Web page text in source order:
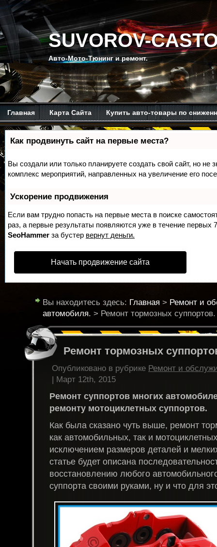
SUVOROV-
Авто-Мото-Тюнинг и ремонт.
Главная Карта Сайта
Купить авто-товары по
Мой канал на Ютубе.
Обо мне. Рекомендую изучить.
Как продвинуть сайт на первые места?
Вы создали или только планируете создать свой сайт, но не
комплекс мероприятий, направленных на увеличение его
Ускорение продвижения
Если вам трудно попасть на первые места в поиске
раз, а первые результаты появляются уже в течение первых
SeoHammer за бустер вернут деньги.
Начать продвижение сайта
Вы находитесь здесь: Главная > Ремонт и
автомобиля. > Ремонт тормозных суппортов.
Ремонт тормозных
Опубликовано в рубрике Ремонт и
| Март 12th, 2015
Ремонт суппортов многих
ремонту мотоциклетных суппортов.
Как была сказано чуть выше, ремонт
как автомобильных, так и
исключением размеров деталей и
статье будет описана
восстановлению любого
суппорта своими руками, ну и что для